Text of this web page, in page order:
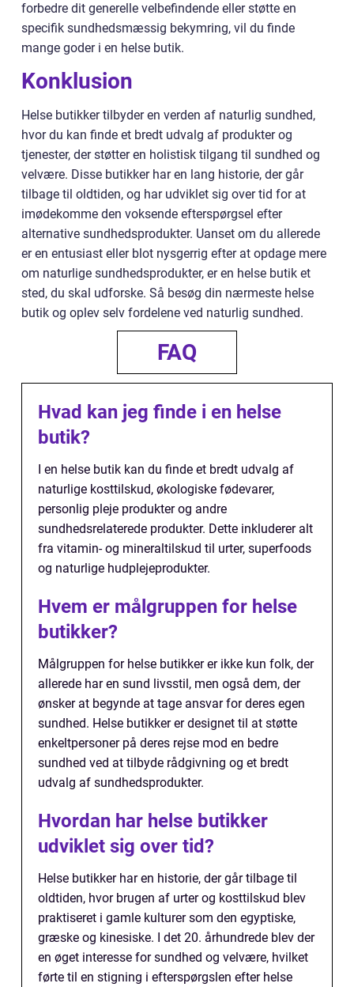
forbedre dit generelle velbefindende eller støtte en
specifik sundhedsmæssig bekymring, vil du finde
mange goder i en helse butik.
Konklusion
Helse butikker tilbyder en verden af naturlig sundhed,
hvor du kan finde et bredt udvalg af produkter og
tjenester, der støtter en holistisk tilgang til sundhed og
velvære. Disse butikker har en lang historie, der går
tilbage til oldtiden, og har udviklet sig over tid for at
imødekomme den voksende efterspørgsel efter
alternative sundhedsprodukter. Uanset om du allerede
er en entusiast eller blot nysgerrig efter at opdage mere
om naturlige sundhedsprodukter, er en helse butik et
sted, du skal udforske. Så besøg din nærmeste helse
butik og oplev selv fordelene ved naturlig sundhed.
FAQ
Hvad kan jeg finde i en helse
butik?
I en helse butik kan du finde et bredt udvalg af
naturlige kosttilskud, økologiske fødevarer,
personlig pleje produkter og andre
sundhedsrelaterede produkter. Dette inkluderer alt
fra vitamin- og mineraltilskud til urter, superfoods
og naturlige hudplejeprodukter.
Hvem er målgruppen for helse
butikker?
Målgruppen for helse butikker er ikke kun folk, der
allerede har en sund livsstil, men også dem, der
ønsker at begynde at tage ansvar for deres egen
sundhed. Helse butikker er designet til at støtte
enkeltpersoner på deres rejse mod en bedre
sundhed ved at tilbyde rådgivning og et bredt
udvalg af sundhedsprodukter.
Hvordan har helse butikker
udviklet sig over tid?
Helse butikker har en historie, der går tilbage til
oldtiden, hvor brugen af urter og kosttilskud blev
praktiseret i gamle kulturer som den egyptiske,
græske og kinesiske. I det 20. århundrede blev der
en øget interesse for sundhed og velvære, hvilket
førte til en stigning i efterspørgslen efter helse